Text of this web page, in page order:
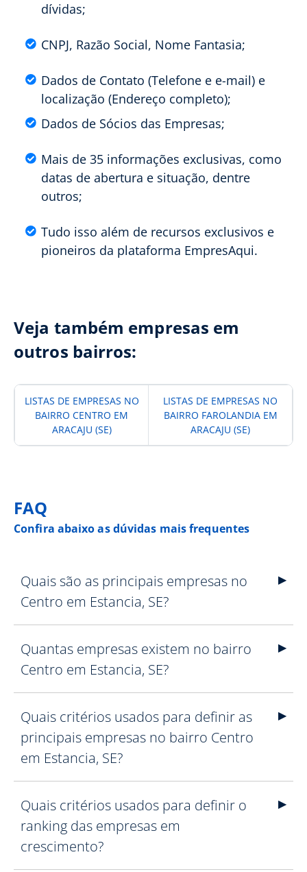
dívidas;
CNPJ, Razão Social, Nome Fantasia;
Dados de Contato (Telefone e e-mail) e
localização (Endereço completo);
Dados de Sócios das Empresas;
Mais de 35 informações exclusivas, como
datas de abertura e situação, dentre
outros;
Tudo isso além de recursos exclusivos e
pioneiros da plataforma EmpresAqui.
Veja também empresas em
outros bairros:
LISTAS DE EMPRESAS NO
BAIRRO CENTRO EM
ARACAJU (SE)
LISTAS DE EMPRESAS NO
BAIRRO FAROLANDIA EM
ARACAJU (SE)
FAQ
Confira abaixo as dúvidas mais frequentes
Quais são as principais empresas no
Centro em Estancia, SE?
Quantas empresas existem no bairro
Centro em Estancia, SE?
Quais critérios usados para definir as
principais empresas no bairro Centro
em Estancia, SE?
Quais critérios usados para definir o
ranking das empresas em
crescimento?